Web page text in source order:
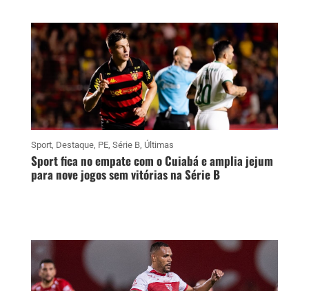
Sport, Destaque, PE, Série B, Últimas
Sport fica no empate com o Cuiabá e amplia jejum
para nove jogos sem vitórias na Série B